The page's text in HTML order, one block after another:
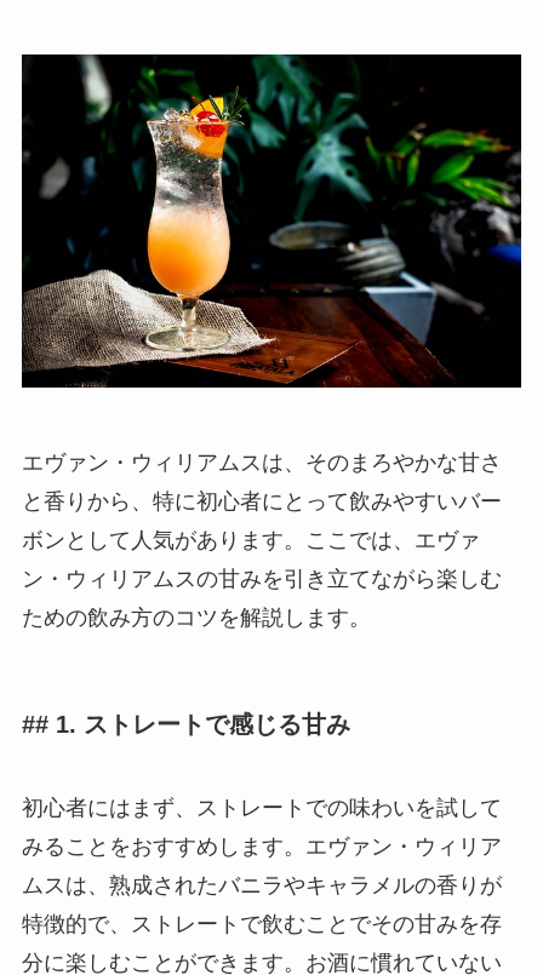
エヴァン・ウィリアムスは、そのまろやかな甘さ
と香りから、特に初心者にとって飲みやすいバー
ボンとして人気があります。ここでは、エヴァ
ン・ウィリアムスの甘みを引き立てながら楽しむ
ための飲み方のコツを解説します。
## 1. ストレートで感じる甘み
初心者にはまず、ストレートでの味わいを試して
みることをおすすめします。エヴァン・ウィリア
ムスは、熟成されたバニラやキャラメルの香りが
特徴的で、ストレートで飲むことでその甘みを存
分に楽しむことができます。お酒に慣れていない